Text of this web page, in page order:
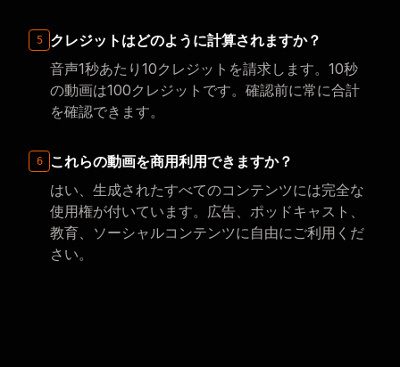
5
クレジットはどのように計算されますか？
音声1秒あたり10クレジットを請求します。10秒
の動画は100クレジットです。確認前に常に合計
を確認できます。
6
これらの動画を商用利用できますか？
はい、生成されたすべてのコンテンツには完全な
使用権が付いています。広告、ポッドキャスト、
教育、ソーシャルコンテンツに自由にご利用くだ
さい。